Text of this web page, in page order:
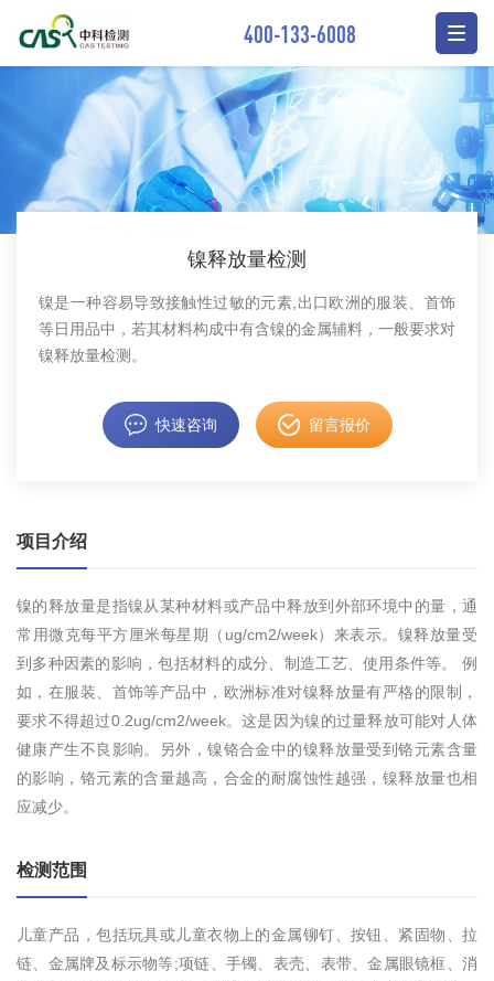
400-133-6008
镍释放量检测
镍是一种容易导致接触性过敏的元素,出口欧洲的服装、首饰
等日用品中，若其材料构成中有含镍的金属辅料，一般要求对
镍释放量检测。
快速咨询 留言报价
项目介绍
镍的释放量是指镍从某种材料或产品中释放到外部环境中的量，通
常用微克每平方厘米每星期（ug/cm2/week）来表示。镍释放量受
到多种因素的影响，包括材料的成分、制造工艺、使用条件等。 例
如，在服装、首饰等产品中，欧洲标准对镍释放量有严格的限制，
要求不得超过0.2ug/cm2/week。这是因为镍的过量释放可能对人体
健康产生不良影响。另外，镍铬合金中的镍释放量受到铬元素含量
的影响，铬元素的含量越高，合金的耐腐蚀性越强，镍释放量也相
应减少。
检测范围
儿童产品，包括玩具或儿童衣物上的金属铆钉、按钮、紧固物、拉
链、金属牌及标示物等;项链、手镯、表壳、表带、金属眼镜框、消